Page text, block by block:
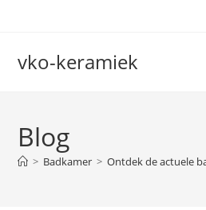
vko-keramiek
Blog
> Badkamer > Ontdek de actuele